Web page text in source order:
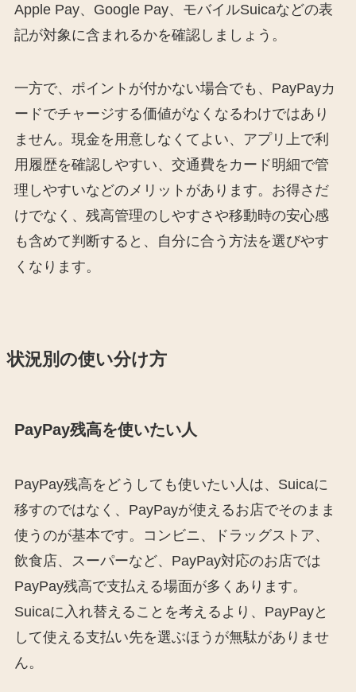
Apple Pay、Google Pay、モバイルSuicaなどの表
記が対象に含まれるかを確認しましょう。
一方で、ポイントが付かない場合でも、PayPayカ
ードでチャージする価値がなくなるわけではあり
ません。現金を用意しなくてよい、アプリ上で利
用履歴を確認しやすい、交通費をカード明細で管
理しやすいなどのメリットがあります。お得さだ
けでなく、残高管理のしやすさや移動時の安心感
も含めて判断すると、自分に合う方法を選びやす
くなります。
状況別の使い分け方
PayPay残高を使いたい人
PayPay残高をどうしても使いたい人は、Suicaに
移すのではなく、PayPayが使えるお店でそのまま
使うのが基本です。コンビニ、ドラッグストア、
飲食店、スーパーなど、PayPay対応のお店では
PayPay残高で支払える場面が多くあります。
Suicaに入れ替えることを考えるより、PayPayと
して使える支払い先を選ぶほうが無駄がありませ
ん。